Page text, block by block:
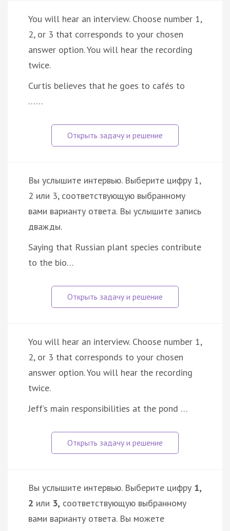
You will hear an interview. Choose number 1,
2, or 3 that corresponds to your chosen
answer option. You will hear the recording
twice.
Curtis believes that he goes to cafés to
……
Вы услышите интервью. Выберите цифру 1,
2 или 3, соответствующую выбранному
вами варианту ответа. Вы услышите запись
дважды.
Saying that Russian plant species contribute
to the bio…
You will hear an interview. Choose number 1,
2, or 3 that corresponds to your chosen
answer option. You will hear the recording
twice.
Jeff’s main responsibilities at the pond …
Вы услышите интервью. Выберите цифру 1,
2 или 3, соответствующую выбранному
вами варианту ответа. Вы можете